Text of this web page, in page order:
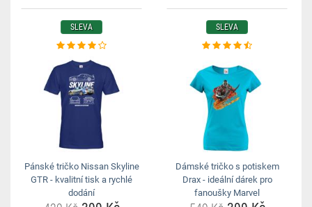
SLEVA
Pánské tričko Nissan Skyline
GTR - kvalitní tisk a rychlé
dodání
SLEVA
Dámské tričko s potiskem
Drax - ideální dárek pro
fanoušky Marvel